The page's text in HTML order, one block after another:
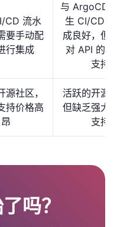
CD 流水
要手动配
行集成
与 ArgoCD
生 CI/CD
成良好，但
对 API 的
支持
源社区，
持价格高
昂
活跃的开源
但缺乏强大
支持
吗？